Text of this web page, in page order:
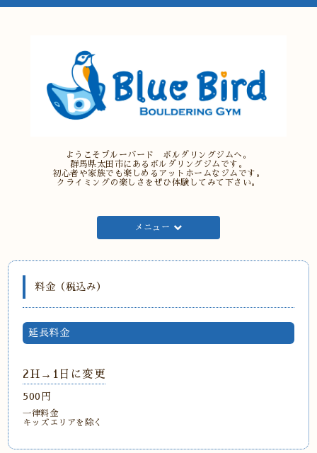
ようこそブルーバード ボルダリングジムへ。
群馬県太田市にあるボルダリングジムです。
初心者や家族でも楽しめるアットホームなジムです。
クライミングの楽しさをぜひ体験してみて下さい。
メニュー
料金（税込み）
延長料金
2H→1日に変更
500円
一律料金
キッズエリアを除く